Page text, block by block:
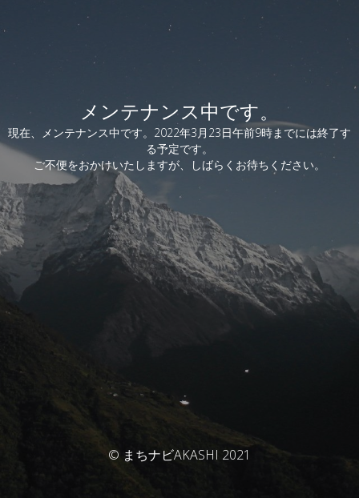
メンテナンス中です。
現在、メンテナンス中です。2022年3月23日午前9時までには終了す
る予定です。
ご不便をおかけいたしますが、しばらくお待ちください。
© まちナビAKASHI 2021